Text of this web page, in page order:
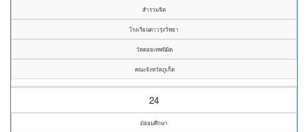
สำรวมจิต
โรงเรียนดาวรุ่งวิทยา
วัดดอยเทพนิมิต
คณะจังหวัดภูเก็ต
24
มัธยมศึกษา